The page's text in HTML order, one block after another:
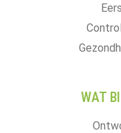
WAT